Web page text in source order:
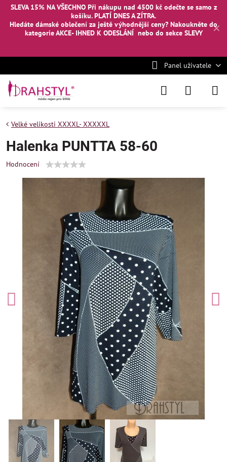
✕
SLEVA 15% NA VŠECHNO Při nákupu nad 4500 kč odečte se samo z
košíku. PLATÍ DNES A ZÍTRA.
Hledáte dámské oblečení za ještě výhodnější ceny? Nakoukněte do
kategorie AKCE- IHNED K ODESLÁNÍ nebo do sekce SLEVY
Panel uživatele
Velké velikosti XXXXL- XXXXXL
Halenka PUNTTA 58-60
Hodnocení